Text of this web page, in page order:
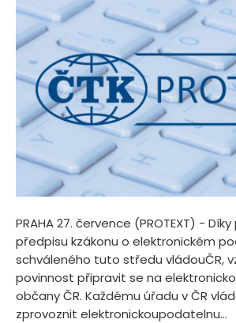
PRAHA 27. července (PROTEXT) -
předpisu kzákonu o elektronickém
schváleného tuto středu vládouČR,
povinnost připravit se na
občany ČR. Každému úřadu v ČR
zprovoznit elektronickoupodatelnu...